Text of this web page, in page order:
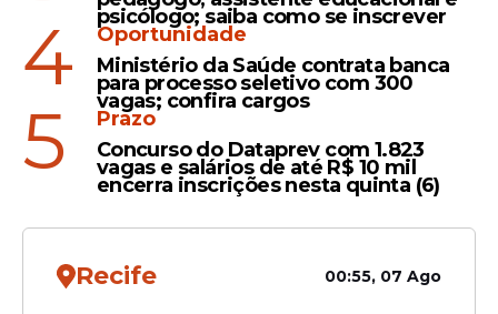
Veja Também
entre as unidades Lagoa de São Pedro
psicólogo; saiba como se inscrever
4
Oportunidade
Ministério da Saúde contrata banca
para processo seletivo com 300
vagas; confira cargos
5
Prazo
Concurso do Dataprev com 1.823
vagas e salários de até R$ 10 mil
encerra inscrições nesta quinta (6)
Recife 00:55, 07 Ago